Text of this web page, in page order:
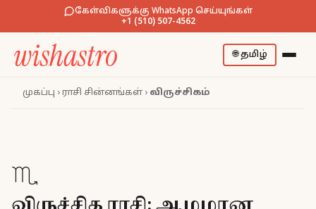
கேள்விகளுக்கு WhatsApp செய்யுங்கள்
+1 (510) 507-4562
🌐தமிழ்
முகப்பு ›ராசி சின்னங்கள்› விருச்சிகம்
♏